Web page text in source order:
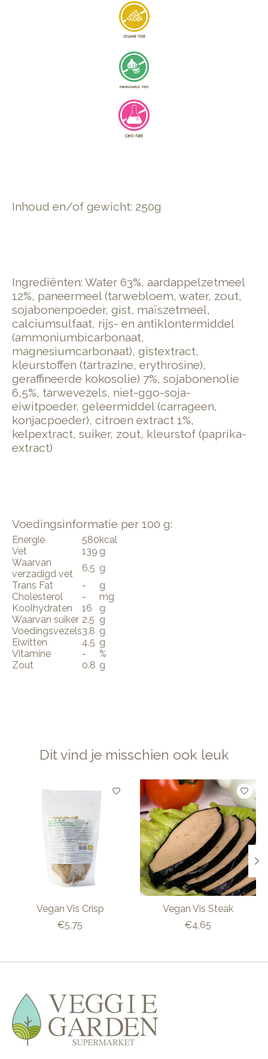
Inhoud en/of gewicht: 250g
Ingrediënten: Water 63%, aardappelzetmeel
12%, paneermeel (tarwebloem, water, zout,
sojabonenpoeder, gist, maïszetmeel,
calciumsulfaat, rijs- en antiklontermiddel
(ammoniumbicarbonaat,
magnesiumcarbonaat), gistextract, ​
kleurstoffen (tartrazine, erythrosine), ​
geraffineerde kokosolie) 7%, ​soja​bonenolie
6,5%, ​tarwevezels, niet-ggo-soja-
eiwitpoeder, geleermiddel (carrageen,
konjacpoeder), citroen extract 1%,
kelpextract, suiker, zout, kleurstof (paprika-
extract)
Voedingsinformatie per 100 g:
Energie 580kcal
Vet
139 g
Waarvan
verzadigd vet
6.5 g
Trans Fat
-
g
Cholesterol
-
mg
Koolhydraten
16
g
Waarvan suiker 2.5 g
Voedingsvezels3.8 g
Eiwitten
4.5 g
Vitamine
-
%
Zout
0.8 g
Dit vind je misschien ook leuk
Items van productcarrousel
Vegan Vis Crisp
€5,75
Vegan Vis Steak
€4,65